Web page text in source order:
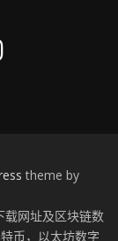
theme by
载网址及区块链数
币，以太坊数字